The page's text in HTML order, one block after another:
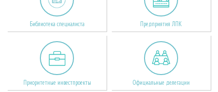
Библиотека специалиста Предприятия ЛПК
Приоритетные инвестпроекты Официальные делегации